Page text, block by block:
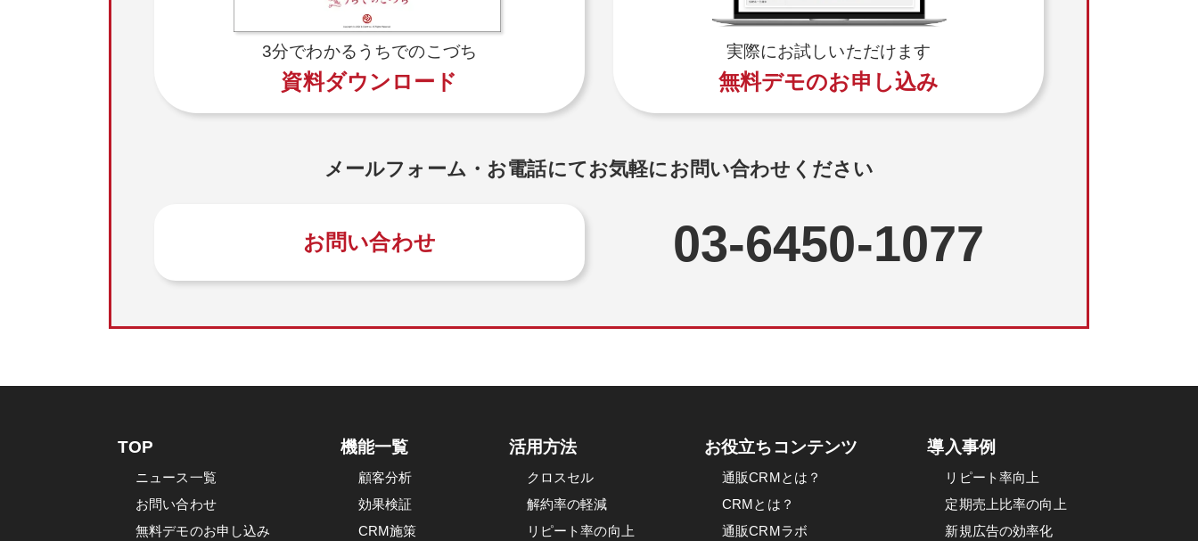
3分でわかるうちでのこづち
資料ダウンロード
実際にお試しいただけます
無料デモのお申し込み
メールフォーム・お電話にてお気軽にお問い合わせください
お問い合わせ 03-6450-1077
TOP
ニュース一覧
お問い合わせ
無料デモのお申し込み
機能一覧
顧客分析
効果検証
CRM施策
活用方法
クロスセル
解約率の軽減
リピート率の向上
お役立ちコンテンツ
通販CRMとは？
CRMとは？
通販CRMラボ
導入事例
リピート率向上
定期売上比率の向上
新規広告の効率化